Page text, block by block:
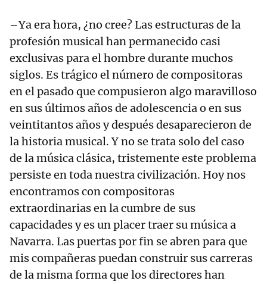
–Ya era hora, ¿no cree? Las estructuras de la
profesión musical han permanecido casi
exclusivas para el hombre durante muchos
siglos. Es trágico el número de compositoras
en el pasado que compusieron algo maravilloso
en sus últimos años de adolescencia o en sus
veintitantos años y después desaparecieron de
la historia musical. Y no se trata solo del caso
de la música clásica, tristemente este problema
persiste en toda nuestra civilización. Hoy nos
encontramos con compositoras
extraordinarias en la cumbre de sus
capacidades y es un placer traer su música a
Navarra. Las puertas por fin se abren para que
mis compañeras puedan construir sus carreras
de la misma forma que los directores han